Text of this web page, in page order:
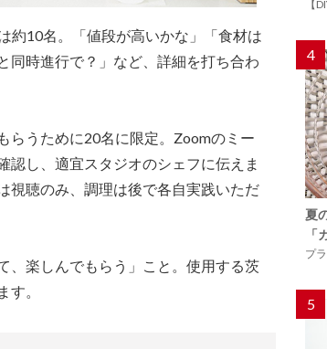
約10名。「値段が高いかな」「食材は
同時進行で？」など、詳細を打ち合わ
らうために20名に限定。Zoomのミー
認し、適宜スタジオのシェフに伝えま
視聴のみ、調理は後で各自実践いただ
、楽しんでもらう」こと。使用する茨
。
【
4
夏
「
プ
5